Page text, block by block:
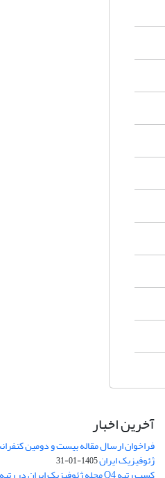
آخرین اخبار
فراخوان ارسال مقاله بیست و دومین
ژئوفیزیک ایران1405-01-31